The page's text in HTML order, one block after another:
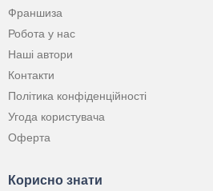
Франшиза
Робота у нас
Наші автори
Контакти
Політика конфіденційності
Угода користувача
Оферта
Корисно знати